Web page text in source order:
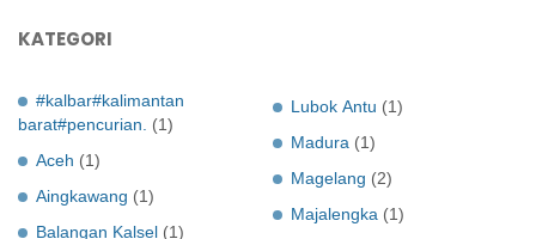
KATEGORI
#kalbar#kalimantan
barat#pencurian.
(1)
Aceh (1)
Aingkawang (1)
Balangan Kalsel (1)
Lubok Antu (1)
Madura (1)
Magelang (2)
Majalengka (1)